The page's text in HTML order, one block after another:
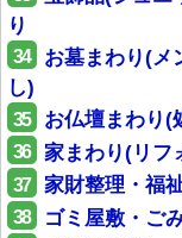
り
34
お墓まわり(メ
し)
35 お仏壇まわり(
36 家まわり(リフ
37 家財整理・福
38 ゴミ屋敷・ご